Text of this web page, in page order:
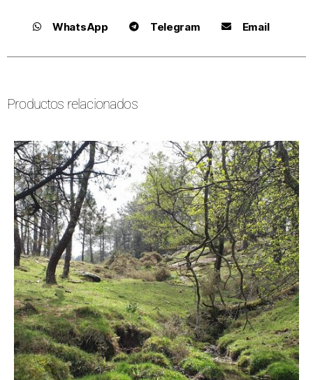
WhatsApp Telegram Email
Productos relacionados